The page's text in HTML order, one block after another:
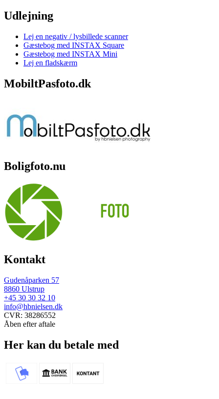
Udlejning
Lej en negativ / lysbillede scanner
Gæstebog med INSTAX Square
Gæstebog med INSTAX Mini
Lej en fladskærm
MobiltPasfoto.dk
Boligfoto.nu
Kontakt
Gudenåparken 57
8860 Ulstrup
+45 30 30 32 10
info@hbnielsen.dk
CVR: 38286552
Åben efter aftale
Her kan du betale med